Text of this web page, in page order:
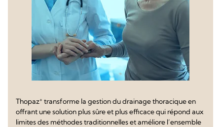
Thopaz+ transforme la gestion du drainage thoracique en
offrant une solution plus sûre et plus efficace qui répond aux
limites des méthodes traditionnelles et améliore l’ensemble